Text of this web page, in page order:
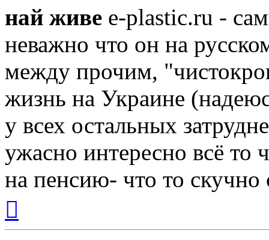
най живе e-plastic.ru -
неважно что он на
между прочим,
жизнь на Украине
у всех остальных
ужасно интересно всё то
на пенсию- что то скучно
началу